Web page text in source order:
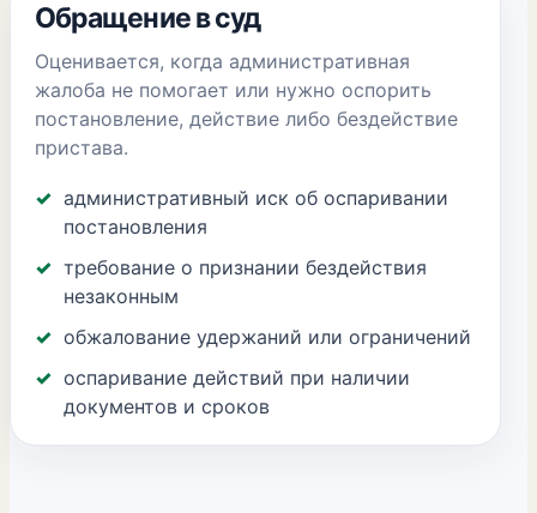
Обращение в суд
Оценивается, когда административная
жалоба не помогает или нужно оспорить
постановление, действие либо бездействие
пристава.
административный иск об оспаривании
постановления
требование о признании бездействия
незаконным
обжалование удержаний или ограничений
оспаривание действий при наличии
документов и сроков